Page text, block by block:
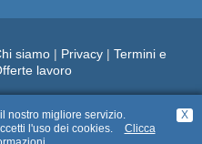
siamo | Privacy | Termini e
lavoro
X
nostro migliore servizio.
l'uso dei cookies.
Clicca